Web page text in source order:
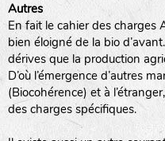
LA RÉFÉRENCE :FBEL
F : Fleurs.
Les autres catégories étant :
E: Engrais vert
: Légumes
A : Aromatiques
Autres
En fait le cahier des charges
bien éloigné de la bio
dérives que la production
D’où l’émergence d’autres
(Biocohérence) et à
des charges spécifiques.